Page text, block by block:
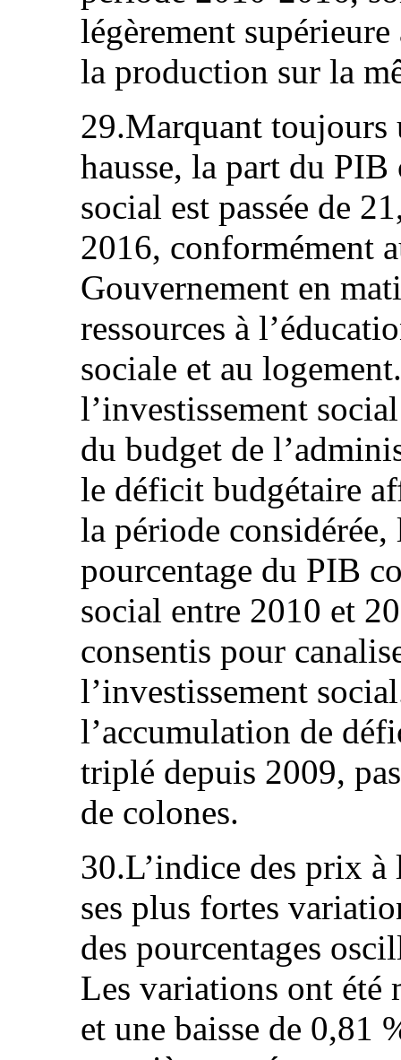
légèrement
la production sur la
29.Marquant toujours
hausse, la part du PIB
social est passée de
2016, conformément
Gouvernement en
ressources à
sociale et au
l’investissement
du budget de
le déficit budgétaire
la période considérée,
pourcentage du PIB
social entre 2010 et
consentis pour
l’investissement
l’accumulation de
triplé depuis 2009,
de colones.
30.L’indice des prix
ses plus fortes
des pourcentages
Les variations ont été
et une baisse de 0,81